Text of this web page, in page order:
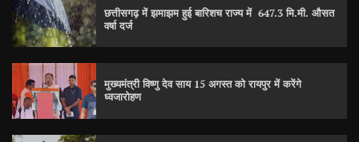
छत्तीसगढ़ में झमाझम हुई बारिशच राज्य में 647.3 मि.मी. औसत
वर्षा दर्ज
मुख्यमंत्री विष्णु देव साय 15 अगस्त को रायपुर में करेंगे
ध्वजारोहण